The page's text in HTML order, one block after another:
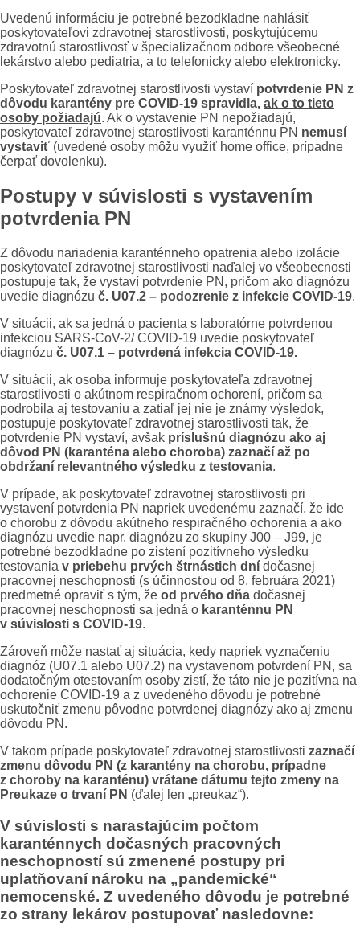
Uvedenú informáciu je potrebné bezodkladne nahlásiť
poskytovateľovi zdravotnej starostlivosti, poskytujúcemu
zdravotnú starostlivosť v špecializačnom odbore všeobecné
lekárstvo alebo pediatria, a to telefonicky alebo elektronicky.
Poskytovateľ zdravotnej starostlivosti vystaví potvrdenie PN z
dôvodu karantény pre COVID-19 spravidla, ak o to tieto
osoby požiadajú. Ak o vystavenie PN nepožiadajú,
poskytovateľ zdravotnej starostlivosti karanténnu PN nemusí
vystaviť (uvedené osoby môžu využiť home office, prípadne
čerpať dovolenku).
Postupy v súvislosti s vystavením
potvrdenia PN
Z dôvodu nariadenia karanténneho opatrenia alebo izolácie
poskytovateľ zdravotnej starostlivosti naďalej vo všeobecnosti
postupuje tak, že vystaví potvrdenie PN, pričom ako diagnózu
uvedie diagnózu č. U07.2 – podozrenie z infekcie COVID-19.
V situácii, ak sa jedná o pacienta s laboratórne potvrdenou
infekciou SARS-CoV-2/ COVID-19 uvedie poskytovateľ
diagnózu č. U07.1 – potvrdená infekcia COVID-19.
V situácii, ak osoba informuje poskytovateľa zdravotnej
starostlivosti o akútnom respiračnom ochorení, pričom sa
podrobila aj testovaniu a zatiaľ jej nie je známy výsledok,
postupuje poskytovateľ zdravotnej starostlivosti tak, že
potvrdenie PN vystaví, avšak príslušnú diagnózu ako aj
dôvod PN (karanténa alebo choroba) zaznačí až po
obdržaní relevantného výsledku z testovania.
V prípade, ak poskytovateľ zdravotnej starostlivosti pri
vystavení potvrdenia PN napriek uvedenému zaznačí, že ide
o chorobu z dôvodu akútneho respiračného ochorenia a ako
diagnózu uvedie napr. diagnózu zo skupiny J00 – J99, je
potrebné bezodkladne po zistení pozitívneho výsledku
testovania v priebehu prvých štrnástich dní dočasnej
pracovnej neschopnosti (s účinnosťou od 8. februára 2021)
predmetné opraviť s tým, že od prvého dňa dočasnej
pracovnej neschopnosti sa jedná o karanténnu PN
v súvislosti s COVID-19.
Zároveň môže nastať aj situácia, kedy napriek vyznačeniu
diagnóz (U07.1 alebo U07.2) na vystavenom potvrdení PN, sa
dodatočným otestovaním osoby zistí, že táto nie je pozitívna na
ochorenie COVID-19 a z uvedeného dôvodu je potrebné
uskutočniť zmenu pôvodne potvrdenej diagnózy ako aj zmenu
dôvodu PN.
V takom prípade poskytovateľ zdravotnej starostlivosti zaznačí
zmenu dôvodu PN (z karantény na chorobu, prípadne
z choroby na karanténu) vrátane dátumu tejto zmeny na
Preukaze o trvaní PN (ďalej len „preukaz“).
V súvislosti s narastajúcim počtom
karanténnych dočasných pracovných
neschopností sú zmenené postupy pri
uplatňovaní nároku na „pandemické“
nemocenské. Z uvedeného dôvodu je potrebné
zo strany lekárov postupovať nasledovne: